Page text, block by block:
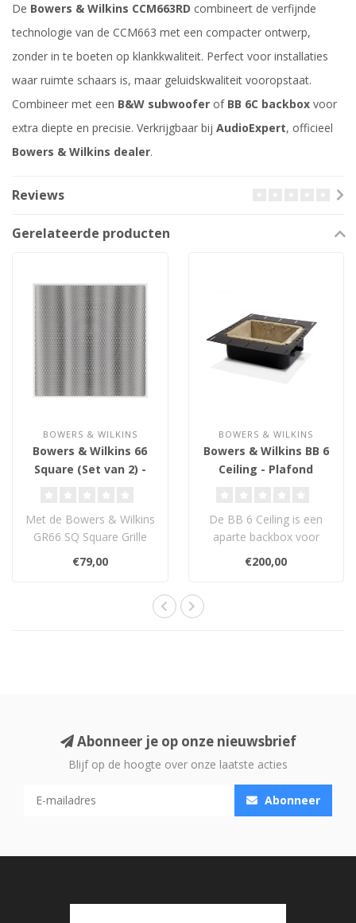
De Bowers & Wilkins CCM663RD combineert de verfijnde
technologie van de CCM663 met een compacter ontwerp,
zonder in te boeten op klankkwaliteit. Perfect voor installaties
waar ruimte schaars is, maar geluidskwaliteit vooropstaat.
Combineer met een B&W subwoofer of BB 6C backbox voor
extra diepte en precisie. Verkrijgbaar bij AudioExpert, officieel
Bowers & Wilkins dealer.
Reviews
Gerelateerde producten
BOWERS & WILKINS
Bowers & Wilkins 66
Square (Set van 2) -
Met de Bowers & Wilkins
GR66 SQ Square Grille
Assembly maak je ronde
inbouwluids..
€79,00
BOWERS & WILKINS
Bowers & Wilkins BB 6
Ceiling - Plafond
De BB 6 Ceiling is een
aparte backbox voor
Bowers & Wilkins
CCM36x-, CCM38x-, CC..
€200,00
Abonneer je op onze nieuwsbrief
Blijf op de hoogte over onze laatste acties
Abonneer